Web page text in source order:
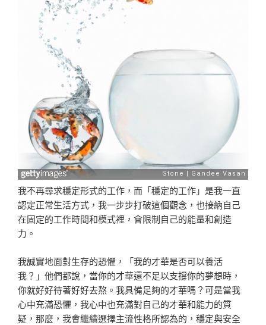
我不再尋求穩定形式的工作，而「穩定的工作」是我一直
認定正常生活方式，我一步步打破這個觀念，也接納自己
在固定的工作時間和模式裡，會限制自己的能量和創造
力。
我誠實地面對生存的恐懼，「我的才華是否可以養活
我？」他們都說，當你的才華還不足以支撐你的夢想時，
你就好好待著好好去熬。我具備足夠的才華嗎？可是當我
心中充滿恐懼，我心中也充滿對自己的才華和能力的質
疑，那麼，我會繼續選擇主流性格所認為的，穩定與安全